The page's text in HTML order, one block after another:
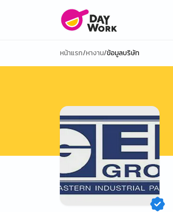
หน้าแรก/หางาน/ข้อมูลบริษัท